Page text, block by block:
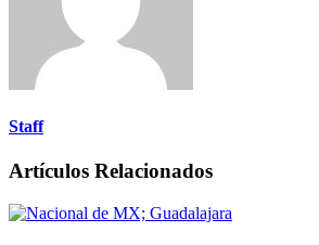
Staff
Artículos Relacionados